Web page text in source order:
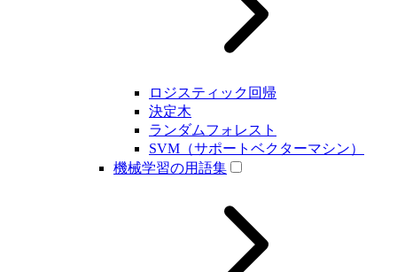
ロジスティック回帰
決定木
ランダムフォレスト
SVM（サポートベクターマシン）
機械学習の用語集